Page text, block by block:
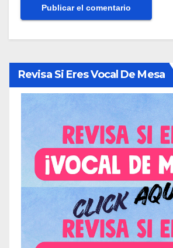
Revisa Si Eres Vocal De Mesa